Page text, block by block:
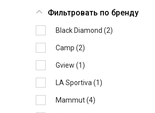
Фильтровать по бренду
Black Diamond (2)
Camp (2)
Gview (1)
LA Sportiva (1)
Mammut (4)